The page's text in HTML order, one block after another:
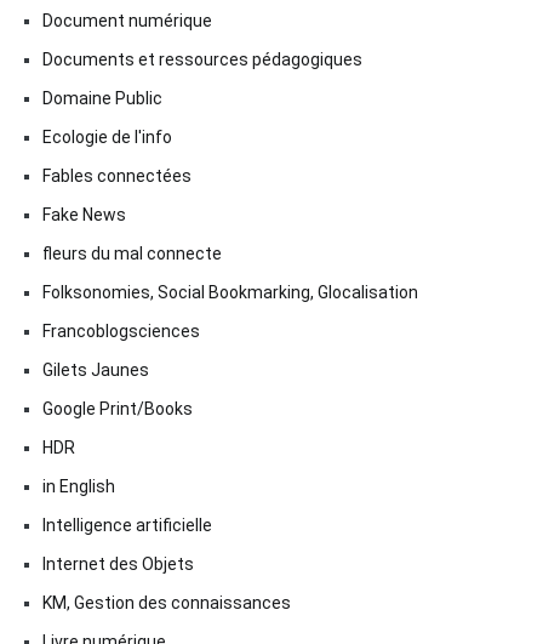
Document numérique
Documents et ressources pédagogiques
Domaine Public
Ecologie de l'info
Fables connectées
Fake News
fleurs du mal connecte
Folksonomies, Social Bookmarking, Glocalisation
Francoblogsciences
Gilets Jaunes
Google Print/Books
HDR
in English
Intelligence artificielle
Internet des Objets
KM, Gestion des connaissances